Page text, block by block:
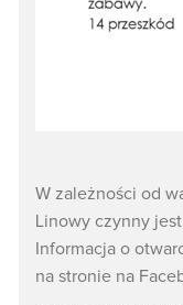
W zależności od
Linowy czynny
Informacja o
na stronie na